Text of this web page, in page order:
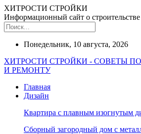
ХИТРОСТИ СТРОЙКИ
Информационный сайт о
Понедельник, 10 августа, 2026
ХИТРОСТИ СТРОЙКИ - СОВЕТЫ
И РЕМОНТУ
Главная
Дизайн
Квартира с плавным изогнутым
Сборный загородный дом с